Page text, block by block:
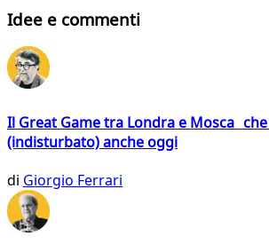
Idee e commenti
Il Great Game tra Londra e Mosca
(indisturbato) anche oggi
di Giorgio Ferrari